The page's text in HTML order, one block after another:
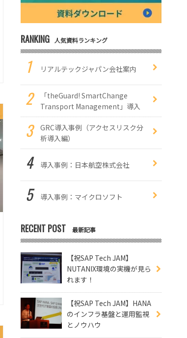
RANKING 人気資料ランキング
リアルテックジャパン会社案内
「theGuard! SmartChange
Transport Management」導入
GRC導入事例（アクセスリスク分
析導入編）
導入事例：日本航空株式会社
導入事例：マイクロソフト
RECENT POST 最新記事
【祝SAP Tech JAM】
NUTANIX環境の実機が見ら
れます！
【祝SAP Tech JAM】HANA
のインフラ基盤と運用監視
とノウハウ